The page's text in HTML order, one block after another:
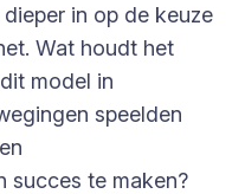
in op de keuze
Wat houdt het
model in
speelden
succes te maken?